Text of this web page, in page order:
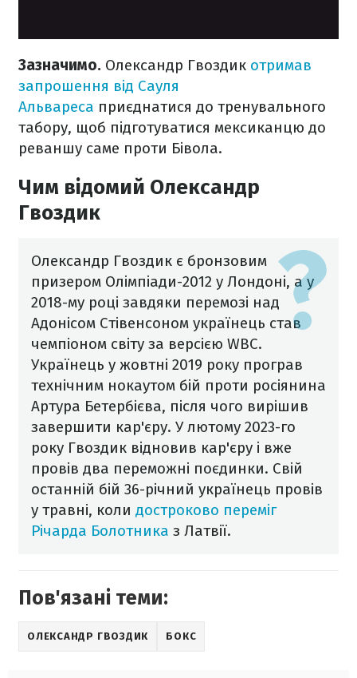
Зазначимо. Олександр Гвоздик отримав
запрошення від Сауля
Альвареса приєднатися до тренувального
табору, щоб підготуватися мексиканцю до
реваншу саме проти Бівола.
Чим відомий Олександр
Гвоздик
Олександр Гвоздик є бронзовим
призером Олімпіади-2012 у Лондоні, а у
2018-му році завдяки перемозі над
Адонісом Стівенсоном українець став
чемпіоном світу за версією WBC.
Українець у жовтні 2019 року програв
технічним нокаутом бій проти росіянина
Артура Бетербієва, після чого вирішив
завершити кар'єру. У лютому 2023-го
року Гвоздик відновив кар'єру і вже
провів два переможні поєдинки. Свій
останній бій 36-річний українець провів
у травні, коли достроково переміг
Річарда Болотника з Латвії.
Пов'язані теми:
ОЛЕКСАНДР ГВОЗДИК БОКС